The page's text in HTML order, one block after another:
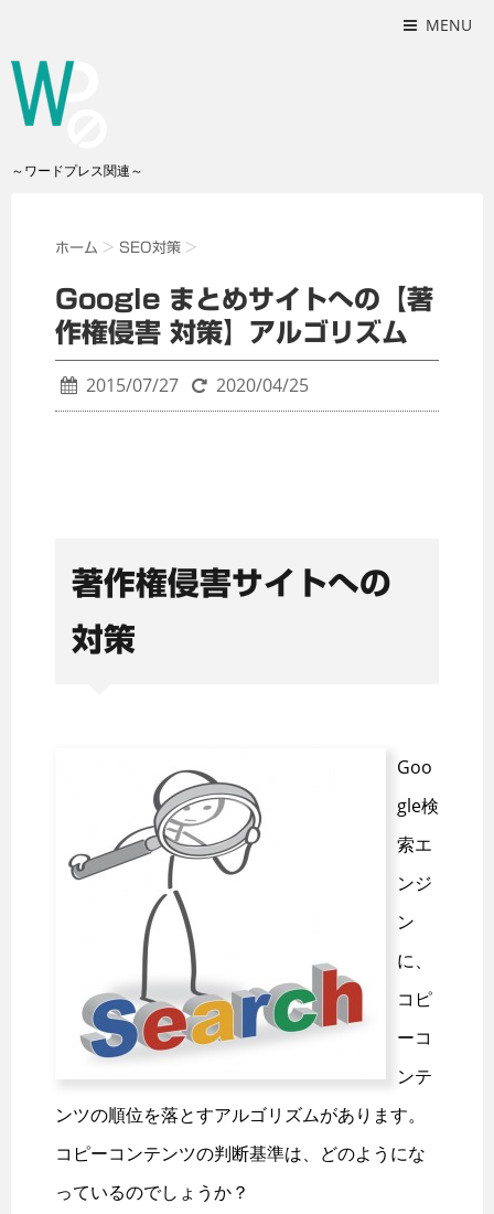
MENU
～ワードプレス関連～
ホーム > SEO対策 >
Google まとめサイトへの【著
作権侵害 対策】アルゴリズム
2015/07/27 2020/04/25
著作権侵害サイトへの
対策
Goo
gle検
索エ
ンジ
ン
に、
コピ
ーコ
ンテ
ンツの順位を落とすアルゴリズムがあります。
コピーコンテンツの判断基準は、どのようにな
っているのでしょうか？